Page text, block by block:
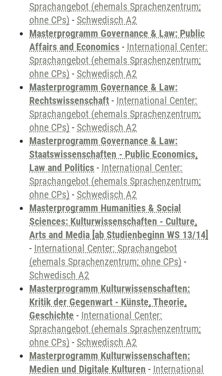
Sprachangebot (ehemals Sprachenzentrum;
ohne CPs) - Schwedisch A2
Masterprogramm Governance & Law: Public
Affairs and Economics - International Center:
Sprachangebot (ehemals Sprachenzentrum;
ohne CPs) - Schwedisch A2
Masterprogramm Governance & Law:
Rechtswissenschaft - International Center:
Sprachangebot (ehemals Sprachenzentrum;
ohne CPs) - Schwedisch A2
Masterprogramm Governance & Law:
Staatswissenschaften - Public Economics,
Law and Politics - International Center:
Sprachangebot (ehemals Sprachenzentrum;
ohne CPs) - Schwedisch A2
Masterprogramm Humanities & Social
Sciences: Kulturwissenschaften - Culture,
Arts and Media [ab Studienbeginn WS 13/14]
- International Center: Sprachangebot
(ehemals Sprachenzentrum; ohne CPs) -
Schwedisch A2
Masterprogramm Kulturwissenschaften:
Kritik der Gegenwart - Künste, Theorie,
Geschichte - International Center:
Sprachangebot (ehemals Sprachenzentrum;
ohne CPs) - Schwedisch A2
Masterprogramm Kulturwissenschaften:
Medien und Digitale Kulturen - International